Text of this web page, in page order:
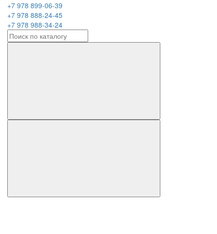
+7 978 899-06-39
+7 978 888-24-45
+7 978 988-34-24